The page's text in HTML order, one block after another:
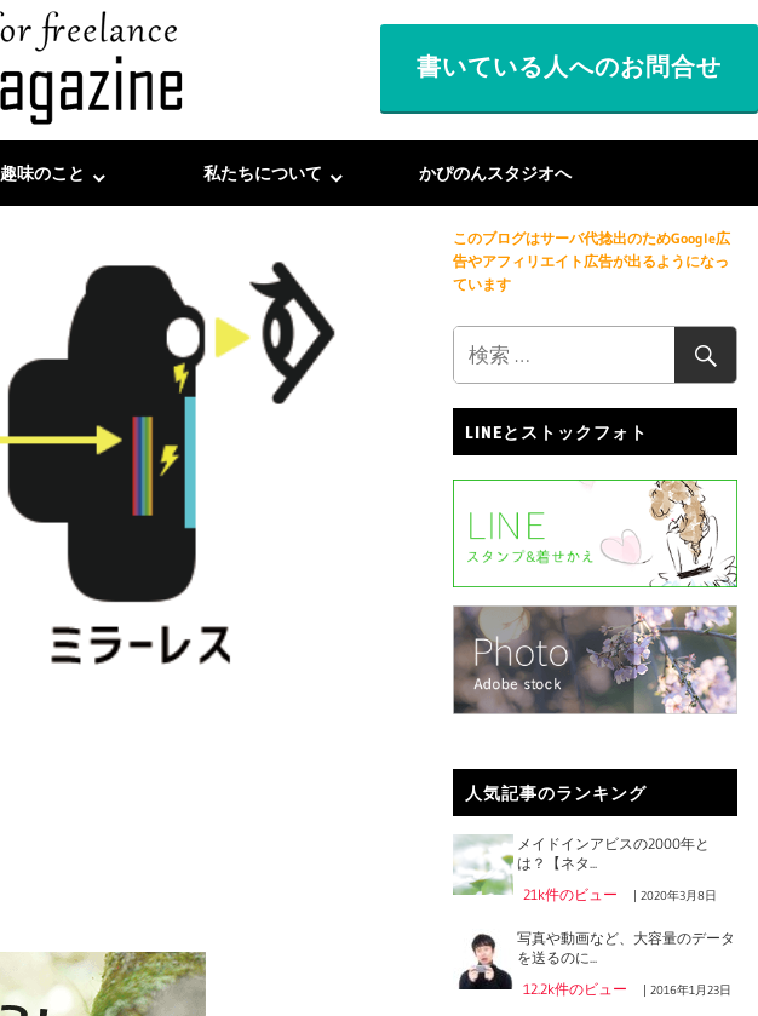
書いている人へのお問合せ
趣味のこと 私たちについて かぴのんスタジオへ
このブログはサーバ代捻出のためGoogle広
告やアフィリエイト広告が出るようになっ
ています
LINEとストックフォト
人気記事のランキング
メイドインアビスの2000年と
は？【ネタ...
21k件のビュー |2020年3月8日
写真や動画など、大容量のデータ
を送るのに...
12.2k件のビュー |2016年1月23日